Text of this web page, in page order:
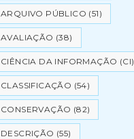
ARQUIVO PÚBLICO (51)
AVALIAÇÃO (38)
CIÊNCIA DA INFORMAÇÃO (CI)
CLASSIFICAÇÃO (54)
CONSERVAÇÃO (82)
DESCRIÇÃO (55)